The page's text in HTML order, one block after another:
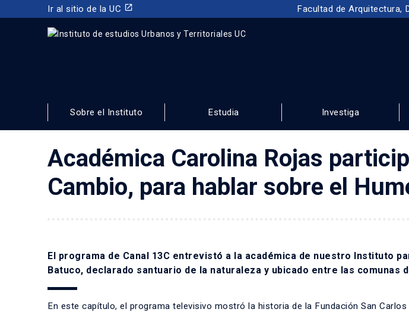
Ir al sitio de la UC launch Facultad de Arquitectura,
Y TERRITORIALES
FACULTAD DE ARQUITECTURA, DISEÑO Y ESTUDIOS URBANOS
Sobre el Instituto Estudia Investiga
Académica Carolina Rojas
Cambio, para hablar sobre el
El programa de Canal 13C entrevistó a la académica de nuestro Instituto
Batuco, declarado santuario de la naturaleza y ubicado entre las comunas
En este capítulo, el programa televisivo mostró la historia de la Fundación San